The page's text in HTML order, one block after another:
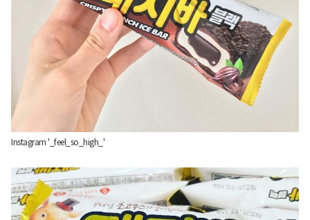
Instagram '_feel_so_high_'